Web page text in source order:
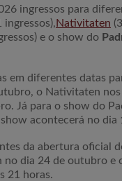
ingressos para
ingressos), Nativitaten
e o show do
em diferentes datas
o Nativitaten
Já para o show do
acontecerá no dia
da abertura oficial
dia 24 de outubro e
21 horas.